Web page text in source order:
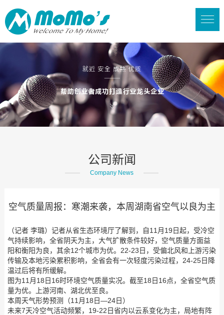
公司新闻
Company News
空气质量周报：寒潮来袭，本周湖南省空气以良为主
（记者 李璐）记者从省生态环境厅了解到，自11月19日起，受冷空
气持续影响，全省阴天为主，大气扩散条件较好，空气质量方面益
阳和衡阳为良，其余12个城市为优。22-23日，受偏北风和上游污染
传输及本地污染累积影响，全省会有一次轻度污染过程，24-25日降
温过后将有所缓解。
图为11月18日16时环境空气质量实况。截至18日16点，全省空气质
量为优。上游河南、湖北优至良。
本周天气形势预测（11月18日—24日）
未来7天冷空气活动频繁，19-22日省内以云系变化为主，局地有阵